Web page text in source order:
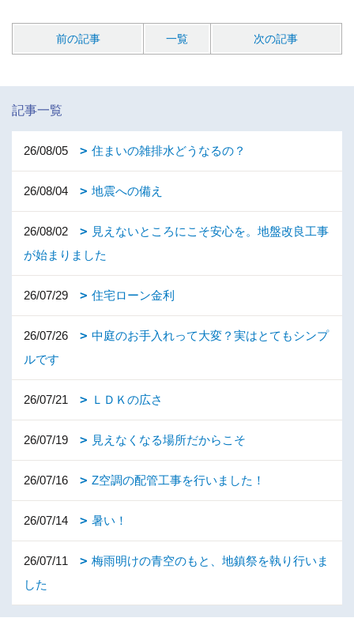
前の記事 一覧 次の記事
記事一覧
26/08/05 住まいの雑排水どうなるの？
26/08/04 地震への備え
26/08/02
見えないところにこそ安心を。地盤改良工事
が始まりました
26/07/29 住宅ローン金利
26/07/26
中庭のお手入れって大変？実はとてもシンプ
ルです
26/07/21 ＬＤＫの広さ
26/07/19 見えなくなる場所だからこそ
26/07/16 Z空調の配管工事を行いました！
26/07/14 暑い！
26/07/11
梅雨明けの青空のもと、地鎮祭を執り行いま
した